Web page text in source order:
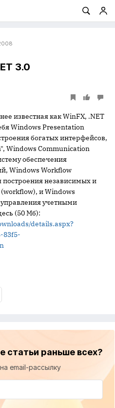
3.0
известная как WinFX, .NET
Windows Presentation
богатых интерфейсов,
Windows Communication
обеспечения
Windows Workflow
построения независимых и
и Windows
учетными
(50 Мб):
details.aspx?
83f5-
статьи раньше всех?
email-рассылку